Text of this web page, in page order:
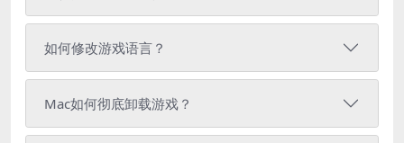
如何修改游戏语言？
Mac如何彻底卸载游戏？